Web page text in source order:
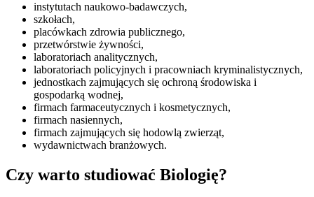
instytutach naukowo-badawczych,
szkołach,
placówkach zdrowia publicznego,
przetwórstwie żywności,
laboratoriach analitycznych,
laboratoriach policyjnych i pracowniach kryminalistycznych,
jednostkach zajmujących się ochroną środowiska i
gospodarką wodnej,
firmach farmaceutycznych i kosmetycznych,
firmach nasiennych,
firmach zajmujących się hodowlą zwierząt,
wydawnictwach branżowych.
Czy warto studiować Biologię?